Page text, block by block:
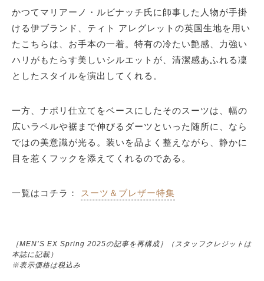
かつてマリアーノ・ルビナッチ氏に師事した人物が手掛
ける伊ブランド、ティト アレグレットの英国生地を用い
たこちらは、お手本の一着。特有の冷たい艶感、力強い
ハリがもたらす美しいシルエットが、清潔感あふれる凜
としたスタイルを演出してくれる。
一方、ナポリ仕立てをベースにしたそのスーツは、幅の
広いラペルや裾まで伸びるダーツといった随所に、なら
ではの美意識が光る。装いを品よく整えながら、静かに
目を惹くフックを添えてくれるのである。
一覧はコチラ： スーツ＆ブレザー特集
［MEN’S EX Spring 2025の記事を再構成］（スタッフクレジットは
本誌に記載）
※表示価格は税込み